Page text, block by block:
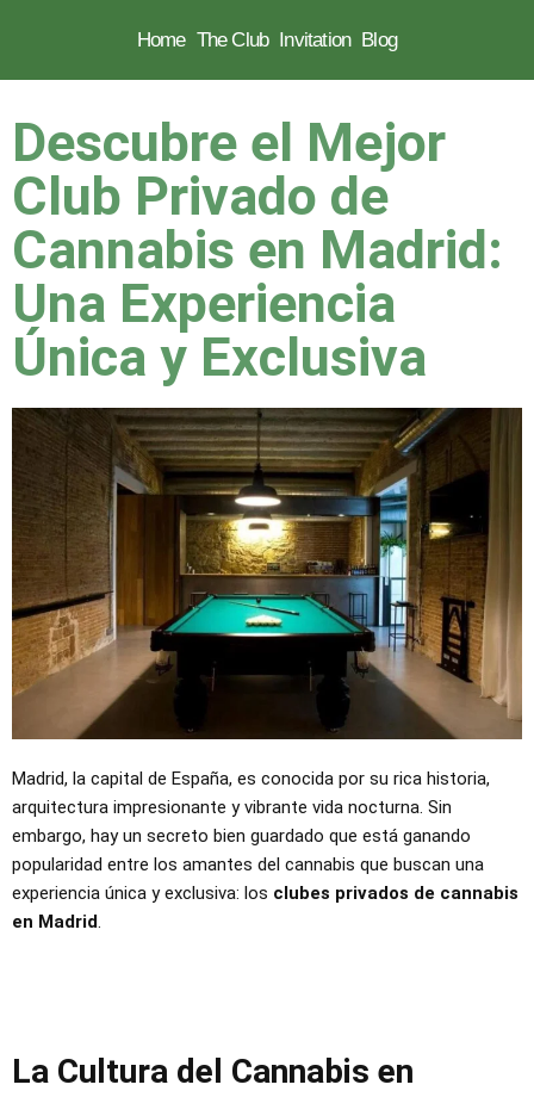
content
Home The Club Invitation Blog
Descubre el Mejor
Club Privado de
Cannabis en Madrid:
Una Experiencia
Única y Exclusiva
Madrid, la capital de España, es conocida por su rica historia,
arquitectura impresionante y vibrante vida nocturna. Sin
embargo, hay un secreto bien guardado que está ganando
popularidad entre los amantes del cannabis que buscan una
experiencia única y exclusiva: los clubes privados de cannabis
en Madrid
La Cultura del Cannabis en